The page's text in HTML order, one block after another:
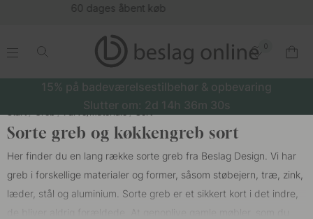
.
0
.
15% på badeværelsestilbehør & opbevaring
Slutter om: 2d 14h 36m 29s
Start Greb Farve/Materiale Sort
Sorte greb og køkkengreb sort
Her finder du en lang række sorte greb fra Beslag Design. Vi har
greb i forskellige materialer og former, såsom støbejern, træ, zink,
læder, stål og aluminium. Sorte greb er et sikkert kort i det indre,
de bliver aldrig forældede. At genoplive gamle møbler, som du